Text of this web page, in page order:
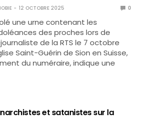
12 OCTOBRE 2025 0
une urne contenant les
des proches lors de
de la RTS le 7 octobre
Saint-Guérin de Sion en Suisse,
du numéraire, indique une
et satanistes sur la